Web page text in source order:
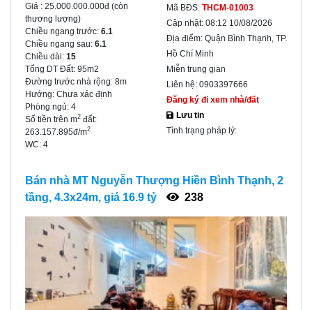
Giá : 25.000.000.000đ (còn
thương lượng)
Chiều ngang trước: 6.1
Chiều ngang sau: 6.1
Chiều dài: 15
Tổng DT Đất: 95m2
Đường trước nhà rộng: 8m
Hướng: Chưa xác định
Phòng ngủ: 4
Số tiền trên m2 đất:
263.157.895đ/m2
WC: 4
Mã BĐS: THCM-01003
Cập nhật: 08:12 10/08/2026
Địa điểm: Quận Bình Thạnh, TP.
Hồ Chí Minh
Miễn trung gian
Liên hệ: 0903397666
Đăng ký đi xem nhà/đất
Lưu tin
Tình trạng pháp lý:
Bán nhà MT Nguyễn Thượng Hiền Bình Thạnh, 2
tầng, 4.3x24m, giá 16.9 tỷ
238